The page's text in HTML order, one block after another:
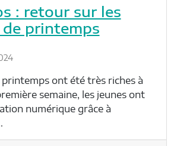
: retour sur les
de printemps
printemps ont été très riches à
semaine, les jeunes ont
numérique grâce à